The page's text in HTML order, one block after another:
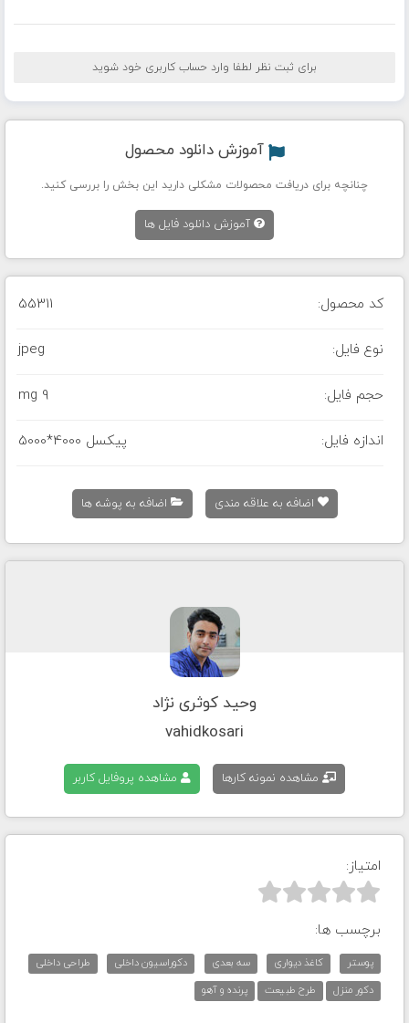
برای ثبت نظر لطفا وارد حساب کاربری خود شوید
آموزش دانلود محصول
چنانچه برای دریافت محصولات مشکلی دارید این بخش را بررسی کنید.
آموزش دانلود فایل ها
کد محصول: 55311
نوع فایل: jpeg
حجم فایل: 9 mg
اندازه فایل: 5000*4000 پیکسل
اضافه به علاقه مندی اضافه به پوشه ها
وحید کوثری نژاد
vahidkosari
مشاهده نمونه کارها مشاهده پروفایل کاربر
امتیاز:



برچسب ها:
پوستر کاغذ دیواری سه بعدی دکوراسیون داخلی
طراحی داخلی
دکور منزل
طرح طبیعت پرنده و آهو